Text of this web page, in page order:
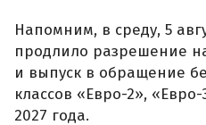
Напомним, в среду, 5
продлило разрешение
и выпуск в обращение
классов «Евро-2»,
2027 года.